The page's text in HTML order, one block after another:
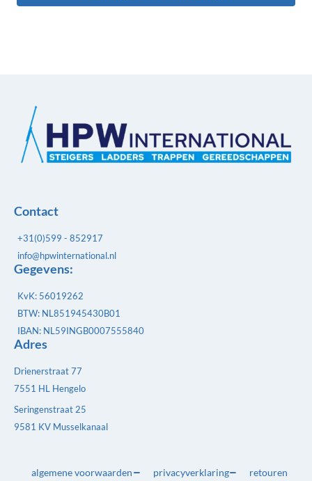
Contact
+31(0)599 - 852917
info@hpwinternational.nl
Gegevens:
KvK: 56019262
BTW: NL851945430B01
IBAN: NL59INGB0007555840
Adres
Drienerstraat 77
7551 HL Hengelo
Seringenstraat 25
9581 KV Musselkanaal
algemene voorwaarden privacyverklaring retouren